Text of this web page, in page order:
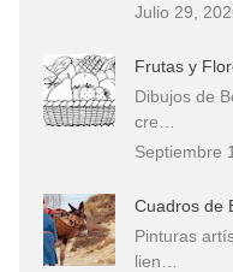
Julio 29,
Frutas y
Dibujos de
cre…
Septiembre
Cuadros de
Pinturas
lien…